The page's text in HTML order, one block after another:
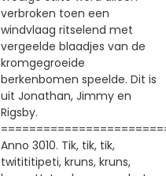
verbroken toen een
windvlaag ritselend met
vergeelde blaadjes van de
kromgegroeide
berkenbomen speelde. Dit is
uit Jonathan, Jimmy en
Rigsby.
Anno 3010. Tik, tik, tik,
twitititipeti, kruns, kruns,